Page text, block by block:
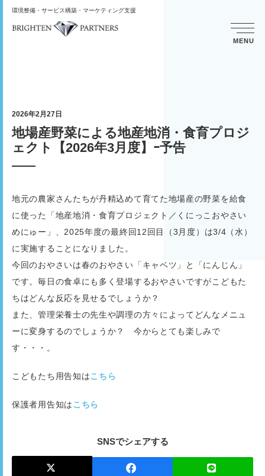
環境整備・サービス構築・マーケティング支援
MENU
2026年2月27日
地場産野菜による地産地消・食育プロジ
ェクト【2026年3月度】ｰ予告
地元の農家さんたちが丹精込めて育てた地場産の野菜を給食
に使った「地産地消・食育プロジェクト／くにっこおやさい
めにゅー」、2025年度の最終回12回目（3月度）は3/4（水）
に実施することになりました。
今回のおやさいは春のおやさい「キャベツ」と「にんじん」
です。毎日の食卓にも多く登場するおやさいですがこどもた
ちはどんな反応を見せるでしょうか？
また、管理栄養士の先生や調理の方々によってどんなメニュ
ーに変身するのでしょうか？ 今からとても楽しみで
す・・・。
こどもたち用告知はこちら
保護者用告知はこちら
SNSでシェアする